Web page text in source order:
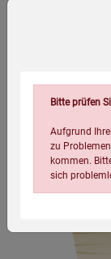
Bitte prüfen
Aufgrund
zu
kommen.
sich